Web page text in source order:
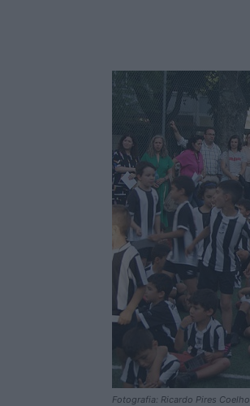
Fotografia: Ricardo Pires Coelho